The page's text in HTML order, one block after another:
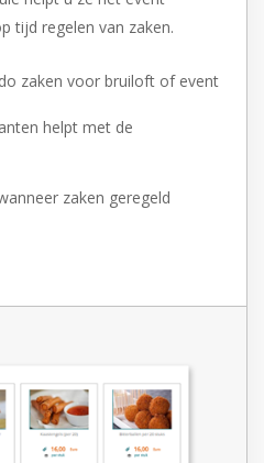
tijd regelen van zaken.
zaken voor bruiloft of event
helpt met de
zaken geregeld